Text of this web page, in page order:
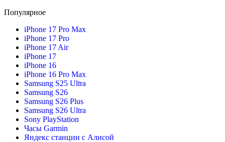
Популярное
iPhone 17 Pro Max
iPhone 17 Pro
iPhone 17 Air
iPhone 17
iPhone 16
iPhone 16 Pro Max
Samsung S25 Ultra
Samsung S26
Samsung S26 Plus
Samsung S26 Ultra
Sony PlayStation
Часы Garmin
Яндекс станции с Алисой